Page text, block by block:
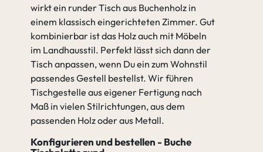
wirkt ein runder Tisch aus Buchenholz in
einem klassisch eingerichteten Zimmer. Gut
kombinierbar ist das Holz auch mit Möbeln
im Landhausstil. Perfekt lässt sich dann der
Tisch anpassen, wenn Du ein zum Wohnstil
passendes Gestell bestellst. Wir führen
Tischgestelle aus eigener Fertigung nach
Maß in vielen Stilrichtungen, aus dem
passenden Holz oder aus Metall.
Konfigurieren und bestellen - Buche